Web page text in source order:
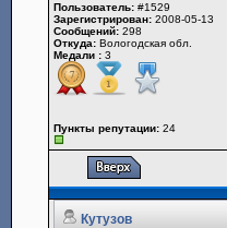
Пользователь: #1529
Зарегистрирован: 2008-05-13
Сообщений: 298
Откуда: Вологодская обл.
Медали : 3
Пункты репутации: 24
Кутузов